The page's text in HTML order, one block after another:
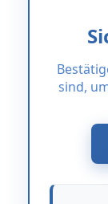
sind,